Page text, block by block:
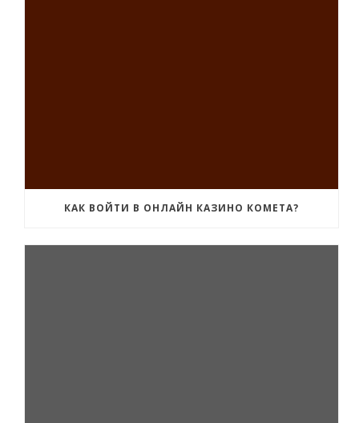
КАК ВОЙТИ В ОНЛАЙН КАЗИНО КОМЕТА?